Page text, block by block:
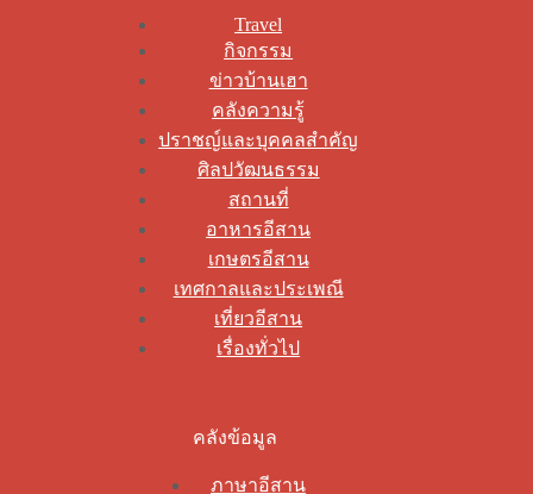
Travel
กิจกรรม
ข่าวบ้านเฮา
คลังความรู้
ปราชญ์และบุคคลสำคัญ
ศิลปวัฒนธรรม
สถานที่
อาหารอีสาน
เกษตรอีสาน
เทศกาลและประเพณี
เที่ยวอีสาน
เรื่องทั่วไป
คลังข้อมูล
ภาษาอีสาน